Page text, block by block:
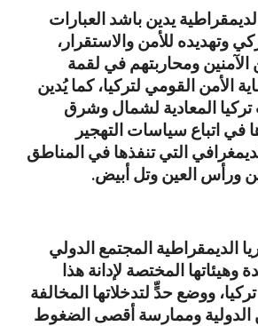
يدين باشد العبارات
وتهديده للأمن والاستقرار،
الآمنين ومحاربتهم في لقمة
الأمن القومي لتركيا، كما يُدين
المعادية لشمال وشرق
في اتباع سياسات التهجير
التي تنفذها في المناطق
ورأس العين وتل أبيض.
الديمقراطية المجتمع الدولي
وهيئاتها المختصة لإدانة هذا
ووضع حدٍّ لتدخلاتها المخالفة
الدولية وممارسة أقصى الضغوط